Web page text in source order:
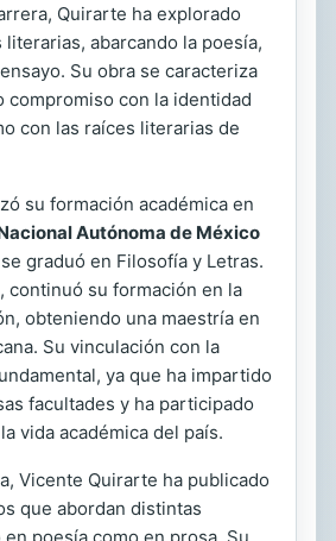
Quirarte ha explorado
abarcando la poesía,
Su obra se caracteriza
compromiso con la identidad
con las raíces literarias de
su formación académica en
Autónoma de México
graduó en Filosofía y Letras.
continuó su formación en la
obteniendo una maestría en
Su vinculación con la
ya que ha impartido
facultades y ha participado
vida académica del país.
Vicente Quirarte ha publicado
que abordan distintas